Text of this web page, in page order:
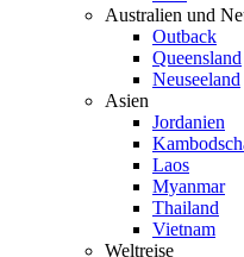
Australien und
Outback
Queensland
Neuseeland
Asien
Jordanien
Laos
Myanmar
Thailand
Vietnam
Weltreise